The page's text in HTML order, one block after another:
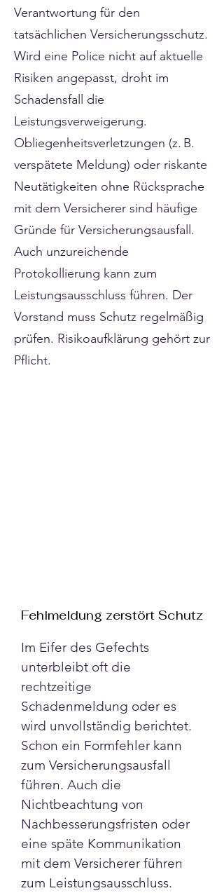
Verantwortung für den
tatsächlichen Versicherungsschutz.
Wird eine Police nicht auf aktuelle
Risiken angepasst, droht im
Schadensfall die
Leistungsverweigerung.
Obliegenheitsverletzungen (z. B.
verspätete Meldung) oder riskante
Neutätigkeiten ohne Rücksprache
mit dem Versicherer sind häufige
Gründe für Versicherungsausfall.
Auch unzureichende
Protokollierung kann zum
Leistungsausschluss führen. Der
Vorstand muss Schutz regelmäßig
prüfen. Risikoaufklärung gehört zur
Pflicht.
Fehlmeldung zerstört Schutz
Im Eifer des Gefechts
unterbleibt oft die
rechtzeitige
Schadenmeldung oder es
wird unvollständig berichtet.
Schon ein Formfehler kann
zum Versicherungsausfall
führen. Auch die
Nichtbeachtung von
Nachbesserungsfristen oder
eine späte Kommunikation
mit dem Versicherer führen
zum Leistungsausschluss.